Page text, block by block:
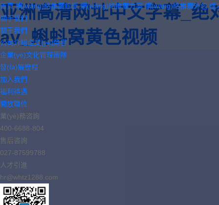
亚洲高清网址中文字幕_绝
av_蝌蚪窝黄色视频
首頁 網(wǎng)絡推廣診斷 網(wǎng)絡推廣方案 網(wǎng)絡推廣外包 成
關于我們
關于我們
公司介紹企業(yè)榮譽
企業(yè)文化管理團隊
發(fā)展歷程
加入我們
福利待遇
開放職位
業(yè)務咨詢
400-6688-804
售后咨詢
027-87599788
人才引進
hr@whtz1288.com